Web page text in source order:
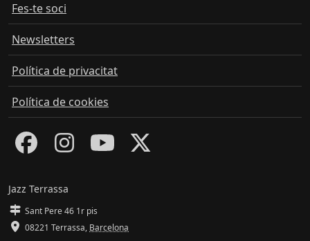
Fes-te soci
Newsletters
Política de privacitat
Política de cookies
Jazz Terrassa
Sant Pere 46 1r pis
08221 Terrassa, Barcelona